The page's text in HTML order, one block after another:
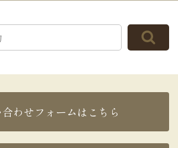
わせフォームはこちら